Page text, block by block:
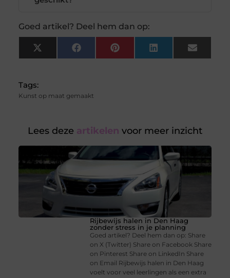
Goed artikel? Deel hem dan op:
X
(Twitter)
FacebookPinterest LinkedIn Email
Tags:
Kunst op maat gemaakt
Lees deze artikelen voor meer inzicht
Rijbewijs halen in Den Haag
zonder stress in je planning
Goed artikel? Deel hem dan op: Share
on X (Twitter) Share on Facebook Share
on Pinterest Share on LinkedIn Share
on Email Rijbewijs halen in Den Haag
voelt voor veel leerlingen als een extra